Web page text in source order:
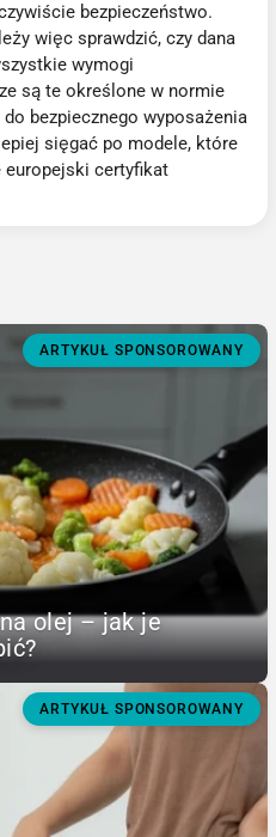
bezpieczeństwo.
więc sprawdzić, czy dana
wymogi
są te określone w normie
bezpiecznego wyposażenia
sięgać po modele, które
europejski certyfikat
ARTYKUŁ SPONSOROWANY
olej – jak je
ARTYKUŁ SPONSOROWANY